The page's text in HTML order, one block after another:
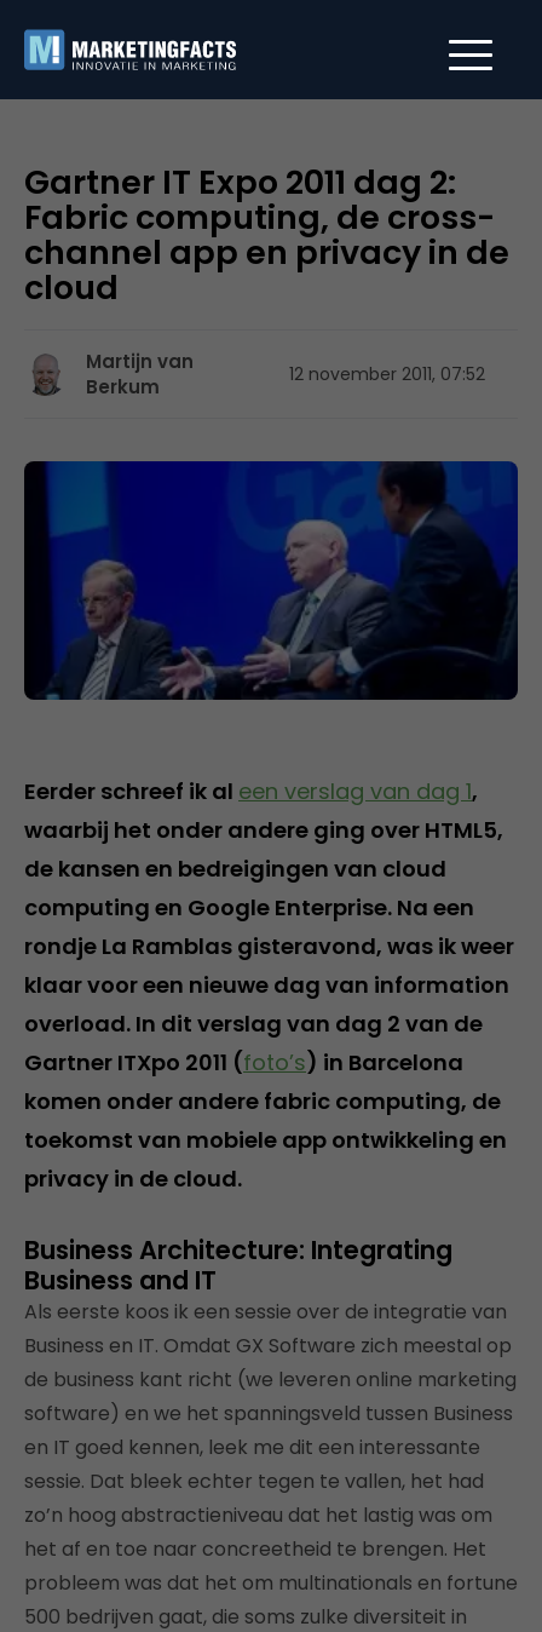
Gartner IT Expo 2011 dag 2:
Fabric computing, de cross-
channel app en privacy in de
cloud
Martijn van
Berkum
12 november 2011, 07:52
Eerder schreef ik al een verslag van dag 1,
waarbij het onder andere ging over HTML5,
de kansen en bedreigingen van cloud
computing en Google Enterprise. Na een
rondje La Ramblas gisteravond, was ik weer
klaar voor een nieuwe dag van information
overload. In dit verslag van dag 2 van de
Gartner ITXpo 2011 (foto’s) in Barcelona
komen onder andere fabric computing, de
toekomst van mobiele app ontwikkeling en
privacy in de cloud.
Business Architecture: Integrating
Business and IT
Als eerste koos ik een sessie over de integratie van
Business en IT. Omdat GX Software zich meestal op
de business kant richt (we leveren online marketing
software) en we het spanningsveld tussen Business
en IT goed kennen, leek me dit een interessante
sessie. Dat bleek echter tegen te vallen, het had
zo’n hoog abstractieniveau dat het lastig was om
het af en toe naar concreetheid te brengen. Het
probleem was dat het om multinationals en fortune
500 bedrijven gaat, die soms zulke diversiteit in